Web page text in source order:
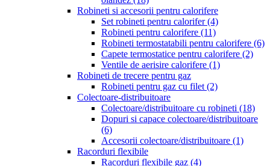
Robineti si accesorii pentru calorifere
Set robineti pentru calorifer(4)
Robineti pentru calorifere (11)
Robineti termostatabili pentru calorifere (6)
Capete termostatice pentru calorifere (2)
Ventile de aerisire calorifere (1)
Robineti de trecere pentru gaz
Robineti pentru gaz cu filet (2)
Colectoare-distribuitoare
Colectoare/distribuitoare cu robineti (18)
Dopuri si capace colectoare/distribuitoare
(6)
Accesorii colectoare/distribuitoare (1)
Racorduri flexibile
Racorduri flexibile gaz (4)